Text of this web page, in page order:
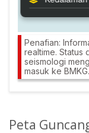
Penafian:
realtime. Status
seismologi
masuk ke BMKG.
Peta